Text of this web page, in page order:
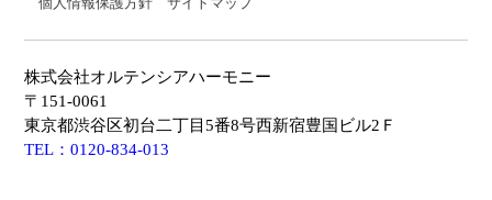
株式会社オルテンシアハーモニー
〒151-0061
東京都渋谷区初台二丁目5番8号西新宿豊国ビル2Ｆ
TEL：0120-834-013